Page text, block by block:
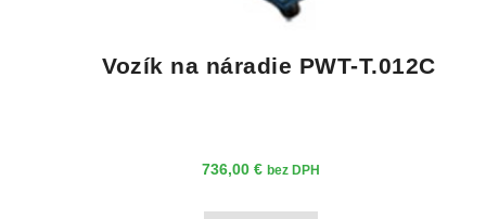
Vozík na náradie PWT-T.012C
736,00 € bez DPH